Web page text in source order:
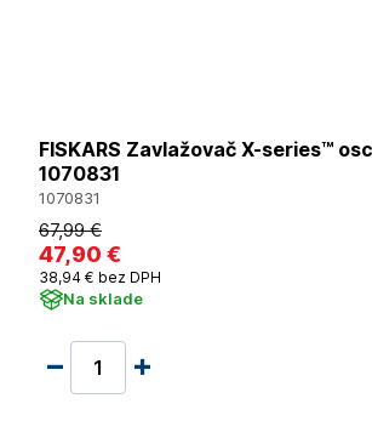
FISKARS Zavlažovač X-series™
1070831
1070831
67,99 €
47,90 €
38,94 € bez DPH
Na sklade